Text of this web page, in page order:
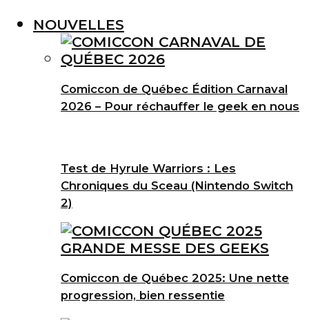
NOUVELLES
Comiccon de Québec Édition Carnaval
2026 – Pour réchauffer le geek en nous
Test de Hyrule Warriors : Les
Chroniques du Sceau (Nintendo Switch
2)
Comiccon de Québec 2025: Une nette
progression, bien ressentie